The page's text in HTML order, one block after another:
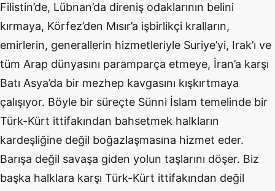
Filistin’de, Lübnan’da direniş odaklarının belini
kırmaya, Körfez’den Mısır’a işbirlikçi kralların,
emirlerin, generallerin hizmetleriyle Suriye’yi, Irak’ı ve
tüm Arap dünyasını paramparça etmeye, İran’a karşı
Batı Asya’da bir mezhep kavgasını kışkırtmaya
çalışıyor. Böyle bir süreçte Sünni İslam temelinde bir
Türk-Kürt ittifakından bahsetmek halkların
kardeşliğine değil boğazlaşmasına hizmet eder.
Barışa değil savaşa giden yolun taşlarını döşer. Biz
başka halklara karşı Türk-Kürt ittifakından değil